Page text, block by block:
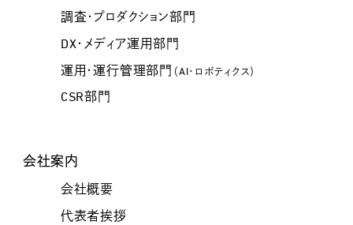
調査・プロダクション部門
DX・メディア運用部門
運用・運行管理部門 （AI・ロボティクス）
CSR部門
会社案内
会社概要
代表者挨拶